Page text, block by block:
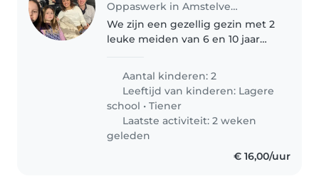
Oppaswerk in Amstelveen
We zijn een gezellig gezin met 2
leuke meiden van 6 en 10 jaar
andere meiden dingen. Lijkt het
je leuk om af en toe op te passen
in het weekend en woon..
Aantal kinderen: 2
Leeftijd van kinderen: Lagere
school •Tiener
Laatste activiteit: 2 weken
geleden
€ 16,00/uur